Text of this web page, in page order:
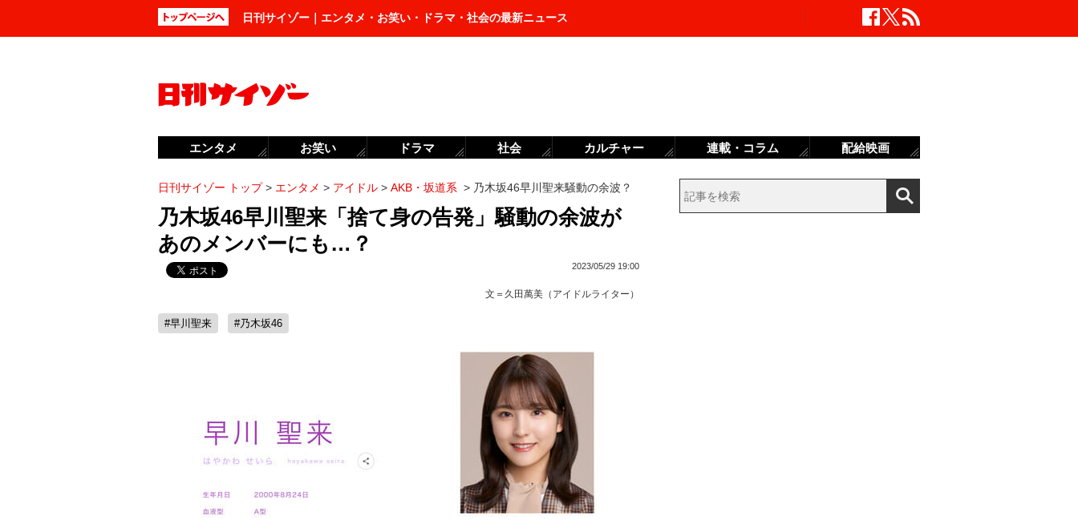
日刊サイゾー｜エンタメ・お笑い・ドラマ・社会の最新ニュース
日刊サイゾー トップ> エンタメ > アイドル > AKB・坂道系 > 乃木坂46早川聖来騒動の余波？
乃木坂46早川聖来「捨て身の告発」騒動の余波が
あのメンバーにも…？
2023/05/29 19:00
文＝ 久田萬美（アイドルライター）
#早川聖来 #乃木坂46
エンタメ お笑い ドラマ 社会 カルチャー 連載・コラム 配給映画